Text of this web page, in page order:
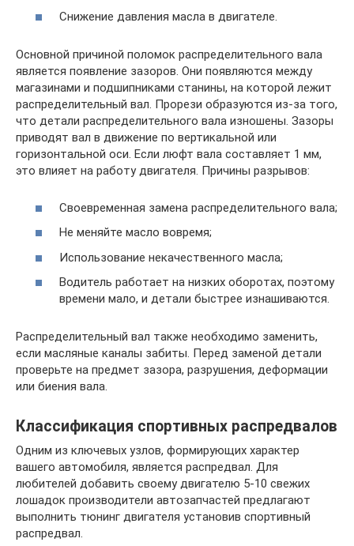
Снижение давления масла в двигателе.
Основной причиной поломок распределительного вала
является появление зазоров. Они появляются между
магазинами и подшипниками станины, на которой лежит
распределительный вал. Прорези образуются из-за того,
что детали распределительного вала изношены. Зазоры
приводят вал в движение по вертикальной или
горизонтальной оси. Если люфт вала составляет 1 мм,
это влияет на работу двигателя. Причины разрывов:
Своевременная замена распределительного вала;
Не меняйте масло вовремя;
Использование некачественного масла;
Водитель работает на низких оборотах, поэтому
времени мало, и детали быстрее изнашиваются.
Распределительный вал также необходимо заменить,
если масляные каналы забиты. Перед заменой детали
проверьте на предмет зазора, разрушения, деформации
или биения вала.
Классификация спортивных распредвалов
Одним из ключевых узлов, формирующих характер
вашего автомобиля, является распредвал. Для
любителей добавить своему двигателю 5-10 свежих
лошадок производители автозапчастей предлагают
выполнить тюнинг двигателя установив спортивный
распредвал.